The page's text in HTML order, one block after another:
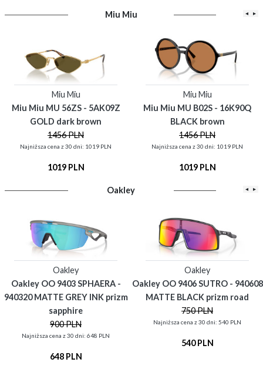
Miu Miu ◂ ▸
Miu Miu
Miu Miu MU 56ZS - 5AK09Z
GOLD dark brown
1456 PLN
Najniższa cena z 30 dni: 1019 PLN
1019 PLN
Miu Miu
Miu Miu MU B02S - 16K90Q
BLACK brown
1456 PLN
Najniższa cena z 30 dni: 1019 PLN
1019 PLN
Oakley ◂ ▸
Oakley
Oakley OO 9403 SPHAERA -
940320 MATTE GREY INK prizm
sapphire
900 PLN
Najniższa cena z 30 dni: 648 PLN
648 PLN
Oakley
Oakley OO 9406 SUTRO - 940608
MATTE BLACK prizm road
750 PLN
Najniższa cena z 30 dni: 540 PLN
540 PLN